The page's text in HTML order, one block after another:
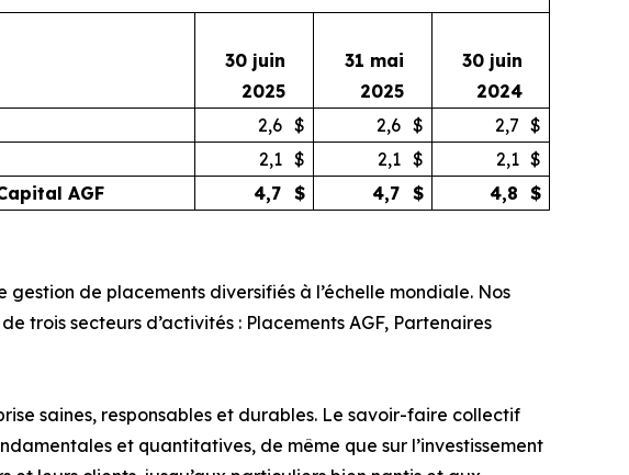
30 juin
2025
31 mai
2025
30 juin
2024
2,6 $ 2,6 $ 2,7 $
2,1 $ 2,1 $ 2,1 $
AGF
4,7 $ 4,7 $ 4,8 $
de placements diversifiés à l’échelle mondiale. Nos
trois secteurs d’activités : Placements AGF, Partenaires
saines, responsables et durables. Le savoir-faire collectif
et quantitatives, de même que sur l’investissement